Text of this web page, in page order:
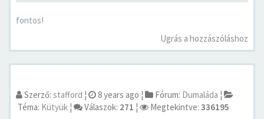
fontos!
Ugrás a hozzászóláshoz
Szerző: stafford ¦ 8 years ago ¦ Fórum: Dumaláda ¦
Téma: Kütyük ¦ Válaszok: 271 ¦ Megtekintve: 336195